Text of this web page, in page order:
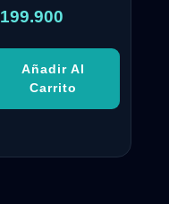
199.900
Añadir Al
Carrito